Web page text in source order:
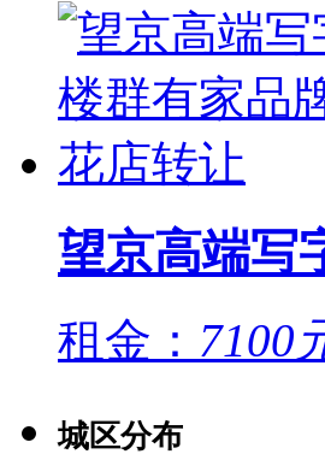
望京高端写
租金： 7100
城区分布